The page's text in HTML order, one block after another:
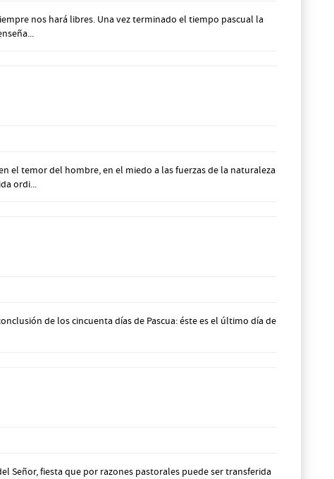
nos hará libres. Una vez terminado el tiempo pascual la
el temor del hombre, en el miedo a las fuerzas de la naturaleza
ordi...
de los cincuenta días de Pascua: éste es el último día de
Señor, fiesta que por razones pastorales puede ser transferida